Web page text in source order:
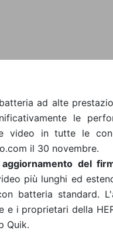
ad alte
le
video in tutte le
il 30 novembre.
del
più lunghi ed
batteria standard.
i proprietari della
Quik.